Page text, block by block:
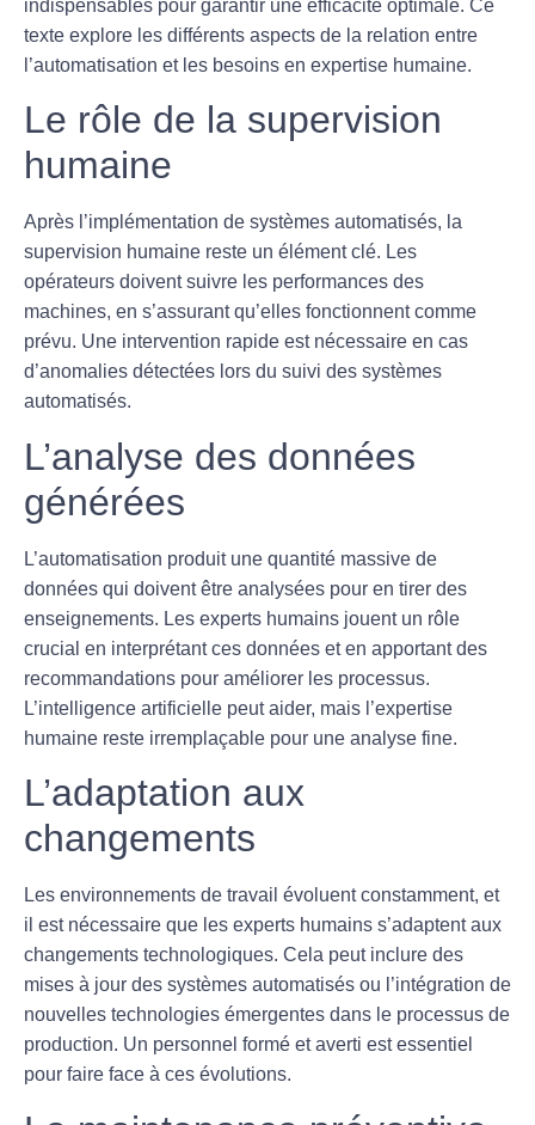
indispensables pour garantir une efficacité optimale. Ce
texte explore les différents aspects de la relation entre
l’automatisation et les besoins en expertise humaine.
Le rôle de la supervision
humaine
Après l’implémentation de systèmes automatisés, la
supervision humaine reste un élément clé. Les
opérateurs doivent suivre les performances des
machines, en s’assurant qu’elles fonctionnent comme
prévu. Une intervention rapide est nécessaire en cas
d’anomalies détectées lors du suivi des systèmes
automatisés.
L’analyse des données
générées
L’automatisation produit une quantité massive de
données qui doivent être analysées pour en tirer des
enseignements. Les experts humains jouent un rôle
crucial en interprétant ces données et en apportant des
recommandations pour améliorer les processus.
L’intelligence artificielle peut aider, mais l’expertise
humaine reste irremplaçable pour une analyse fine.
L’adaptation aux
changements
Les environnements de travail évoluent constamment, et
il est nécessaire que les experts humains s’adaptent aux
changements technologiques. Cela peut inclure des
mises à jour des systèmes automatisés ou l’intégration de
nouvelles technologies émergentes dans le processus de
production. Un personnel formé et averti est essentiel
pour faire face à ces évolutions.